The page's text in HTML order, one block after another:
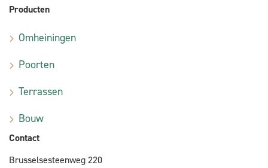
Producten
Omheiningen
Poorten
Terrassen
Bouw
Contact
Brusselsesteenweg 220